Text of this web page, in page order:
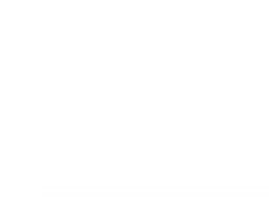
First-person narrative with